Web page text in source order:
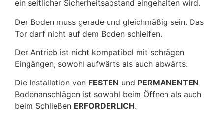
ein seitlicher Sicherheitsabstand eingehalten wird.
Der Boden muss gerade und gleichmäßig sein. Das
Tor darf nicht auf dem Boden schleifen.
Der Antrieb ist nicht kompatibel mit schrägen
Eingängen, sowohl aufwärts als auch abwärts.
Die Installation von FESTEN und PERMANENTEN
Bodenanschlägen ist sowohl beim Öffnen als auch
beim Schließen ERFORDERLICH.